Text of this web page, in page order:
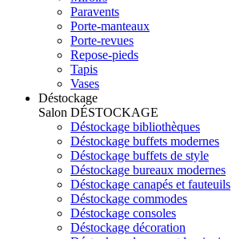
Paravents
Porte-manteaux
Porte-revues
Repose-pieds
Tapis
Vases
Déstockage
Salon DÉSTOCKAGE
Déstockage bibliothèques
Déstockage buffets modernes
Déstockage buffets de style
Déstockage bureaux modernes
Déstockage canapés et fauteuils
Déstockage commodes
Déstockage consoles
Déstockage décoration